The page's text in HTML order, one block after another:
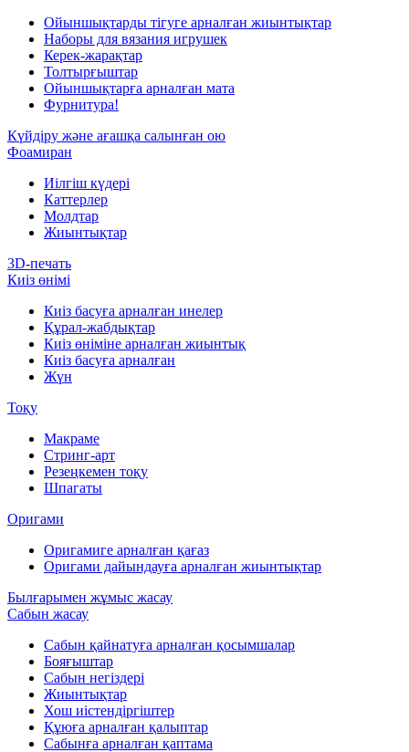
Ойыншықтарды тігуге арналған жиынтықтар
Наборы для вязания игрушек
Керек-жарақтар
Толтырғыштар
Ойыншықтарға арналған мата
Фурнитура!
Күйдіру және ағашқа салынған ою
Фоамиран
Иілгіш күдері
Каттерлер
Молдтар
Жиынтықтар
3D-печать
Киіз өнімі
Киіз басуға арналған инелер
Құрал-жабдықтар
Киіз өніміне арналған жиынтық
Киіз басуға арналған
Жүн
Тоқу
Макраме
Стринг-арт
Резеңкемен тоқу
Шпагаты
Оригами
Оригамиге арналған қағаз
Оригами дайындауға арналған жиынтықтар
Былғарымен жұмыс жасау
Сабын жасау
Сабын қайнатуға арналған қосымшалар
Бояғыштар
Сабын негіздері
Жиынтықтар
Хош иістендіргіштер
Құюға арналған қалыптар
Сабынға арналған қаптама